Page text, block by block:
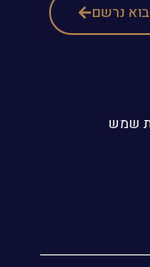
בוא נרשם